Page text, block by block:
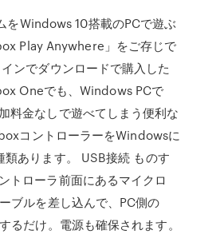
をWindows 10搭載のPCで遊ぶ
Play Anywhere」をご存じで
ンでダウンロードで購入した
Oneでも、Windows PCで
料金なしで遊べてしまう便利な
コントローラーをWindowsに
類あります。 USB接続 ものす
トローラ前面にあるマイクロ
ブルを差し込んで、PC側の
るだけ。電源も確保されます。